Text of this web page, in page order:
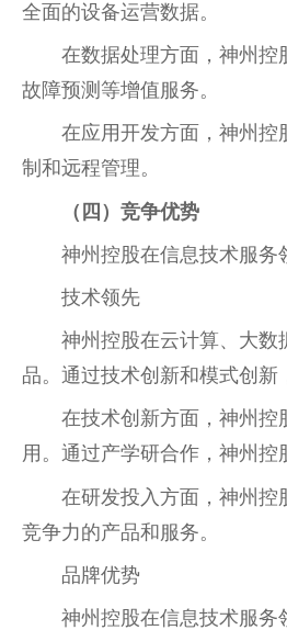
全面的设备运营数据。
在数据处理方面，神州控
故障预测等增值服务。
在应用开发方面，神州控
制和远程管理。
（四）竞争优势
神州控股在信息技术服务
技术领先
神州控股在云计算、大数
品。通过技术创新和模式创新
在技术创新方面，神州控
用。通过产学研合作，神州控
在研发投入方面，神州控
竞争力的产品和服务。
品牌优势
神州控股在信息技术服务